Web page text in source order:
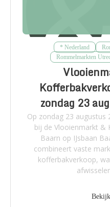
* Nederland
Rommelmarkten
zondag 23
Op zondag 23 augustus
bij de Vlooienmarkt &
Baarn op IJsbaan
combineert vaste
kofferbakverkoop,
Bekijk